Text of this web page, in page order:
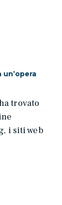
trovato
i siti web